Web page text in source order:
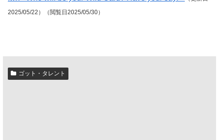
2025/05/22）（閲覧日2025/05/30）
ゴット・タレント